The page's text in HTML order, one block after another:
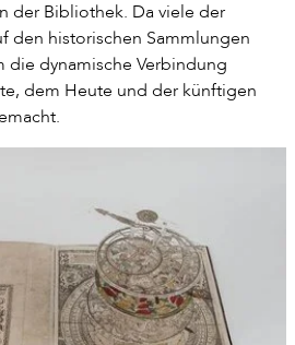
der Bibliothek. Da viele der
den historischen Sammlungen
die dynamische Verbindung
dem Heute und der künftigen